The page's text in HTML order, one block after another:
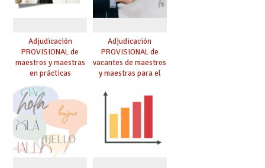
Adjudicación
PROVISIONAL de
maestros y maestras
en prácticas
Adjudicación
PROVISIONAL de
vacantes de maestros
y maestras para el